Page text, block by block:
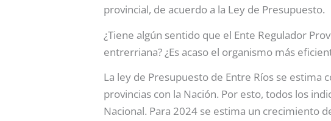
provincial, de acuerdo a la Ley de Presupuesto.
¿Tiene algún sentido que el Ente Regulador
entrerriana? ¿Es acaso el organismo más
La ley de Presupuesto de Entre Ríos se estima
provincias con la Nación. Por esto, todos los
Nacional. Para 2024 se estima un crecimiento